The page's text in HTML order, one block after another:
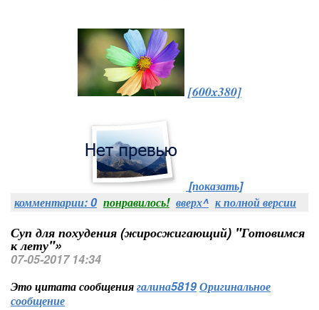
[600x380]
[показать]
комментарии: 0 понравилось! вверх^ к полной версии
Суп для похудения (жиросжигающий) "Готовимся
к лету"»
07-05-2017 14:34
Это цитата сообщениягалина5819Оригинальное
сообщение